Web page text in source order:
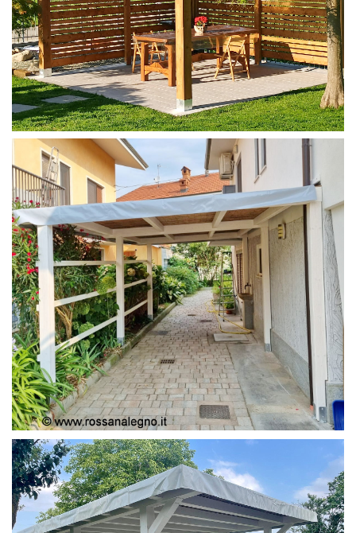
PERGOLA 4X4
PERGOLA COPERTURA MOBILE